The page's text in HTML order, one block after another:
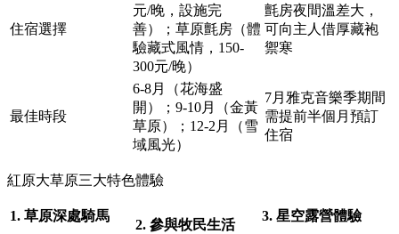
住宿選擇
元/晚，設施完
善）；草原氈房（體
驗藏式風情，150-
300元/晚）
氈房夜間溫差大，
可向主人借厚藏袍
禦寒
最佳時段
6-8月（花海盛
開）；9-10月（金黃
草原）；12-2月（雪
域風光）
7月雅克音樂季期間
需提前半個月預訂
住宿
紅原大草原三大特色體驗
1. 草原深處騎馬
2. 參與牧民生活
3. 星空露營體驗